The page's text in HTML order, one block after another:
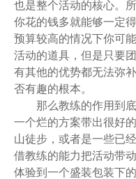
也是整个活动的核心。
你花的钱多就能够一定
预算较高的情况下你可
活动的道具，但是只要
有其他的优势都无法弥
否有趣的根本。
那么教练的作用到底
一个烂的方案带出很好
山徒步，或者是一些已
借教练的能力把活动带
体验到一个盛装包装下